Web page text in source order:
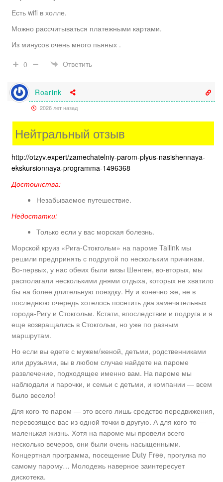
Есть wifi в холле.
Можно рассчитываться платежными картами.
Из минусов очень много пьяных .
0
Ответить
Roarink
2026 лет назад
Нейтральный отзыв
http://otzyv.expert/zamechatelniy-parom-plyus-nasishennaya-
ekskursionnaya-programma-1496368
Достоинства:
Незабываемое путешествие.
Недостатки:
Только если у вас морская болезнь.
Морской круиз «Рига-Стокгольм» на пароме Tallink мы
решили предпринять с подругой по нескольким причинам.
Во-первых, у нас обеих были визы Шенген, во-вторых, мы
располагали несколькими днями отдыха, которых не хватило
бы на более длительную поездку. Ну и конечно же, не в
последнюю очередь хотелось посетить два замечательных
города-Ригу и Стокгольм. Кстати, впоследствии и подруга и я
еще возвращались в Стокгольм, но уже по разным
маршрутам.
Но если вы едете с мужем/женой, детьми, родственниками
или друзьями, вы в любом случае найдете на пароме
развлечение, подходящее именно вам. На пароме мы
наблюдали и парочки, и семьи с детьми, и компании — всем
было весело!
Для кого-то паром — это всего лишь средство передвижения,
перевозящее вас из одной точки в другую. А для кого-то —
маленькая жизнь. Хотя на пароме мы провели всего
несколько вечеров, они были очень насыщенными.
Концертная программа, посещение Duty Free, прогулка по
самому парому… Молодежь наверное заинтересует
дискотека.